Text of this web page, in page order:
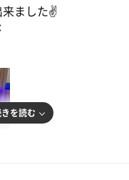
来ました✌️
を読む